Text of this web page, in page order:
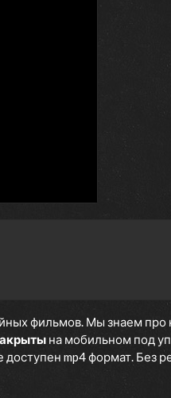
фильмов. Мы знаем про
на мобильном под
mp4 формат. Без